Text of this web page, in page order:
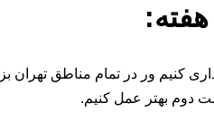
ور در تمام مناطق تهران
دوم بهتر عمل کنیم.